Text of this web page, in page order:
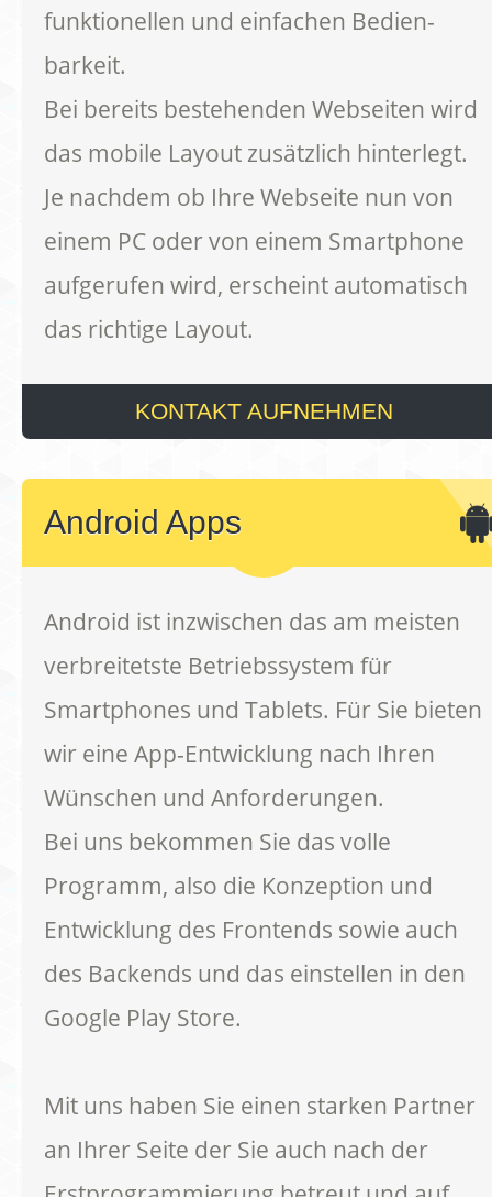
funktionellen und einfachen Bedien-
barkeit.
Bei bereits bestehenden Webseiten wird
das mobile Layout zusätzlich hinterlegt.
Je nachdem ob Ihre Webseite nun von
einem PC oder von einem Smartphone
aufgerufen wird, erscheint automatisch
das richtige Layout.
KONTAKT AUFNEHMEN
Android Apps
Android ist inzwischen das am meisten
verbreitetste Betriebssystem für
Smartphones und Tablets. Für Sie bieten
wir eine App-Entwicklung nach Ihren
Wünschen und Anforderungen.
Bei uns bekommen Sie das volle
Programm, also die Konzeption und
Entwicklung des Frontends sowie auch
des Backends und das einstellen in den
Google Play Store.
Mit uns haben Sie einen starken Partner
an Ihrer Seite der Sie auch nach der